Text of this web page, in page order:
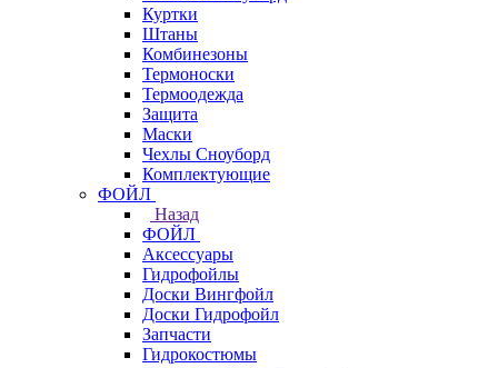
Куртки
Штаны
Комбинезоны
Термоноски
Термоодежда
Защита
Маски
Чехлы Сноуборд
Комплектующие
ФОЙЛ
Назад
ФОЙЛ
Аксессуары
Гидрофойлы
Доски Вингфойл
Доски Гидрофойл
Запчасти
Гидрокостюмы